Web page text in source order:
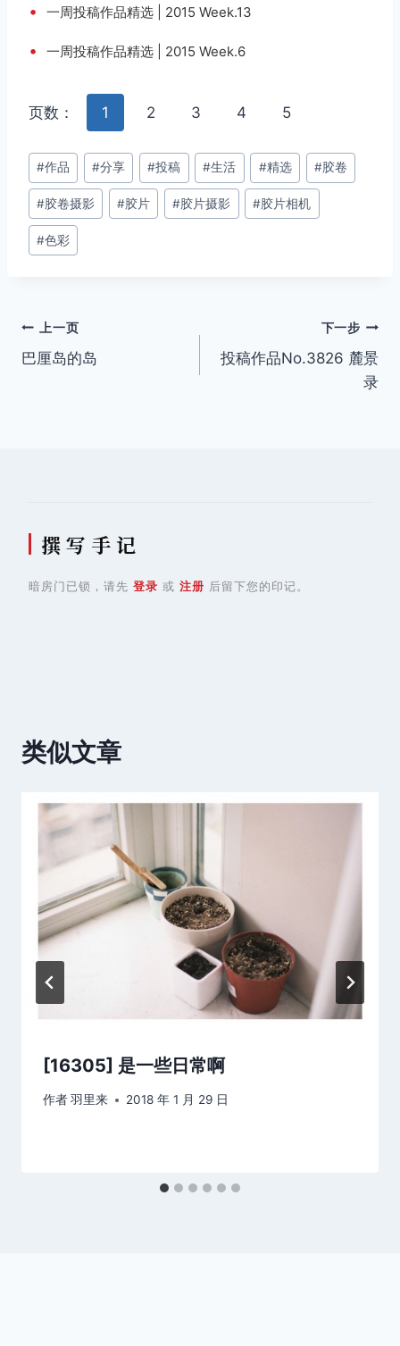
• 一周投稿作品精选 | 2015 Week.13
• 一周投稿作品精选 | 2015 Week.6
页数： 1 2 3 4 5
文
章
标
签：
#作品 #分享 #投稿 #生活 #精选 #胶卷
#胶卷摄影 #胶片 #胶片摄影 #胶片相机
#色彩
文
章
上一页
巴厘岛的岛
下一步
投稿作品No.3826 麓景
录
撰 写 手 记
暗房门已锁，请先 登录 或 注册 后留下您的印记。
类似文章
[16305] 是一些日常啊
作者羽里来 2018 年 1 月 29 日